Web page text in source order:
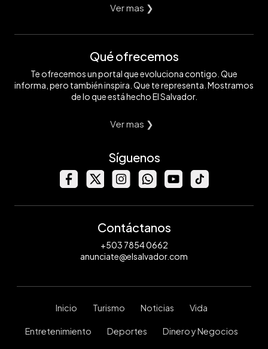
Ver mas ❯
Qué ofrecemos
Te ofrecemos un portal que evoluciona contigo. Que
informa, pero también inspira. Que te representa. Mostramos
de lo que está hecho El Salvador.
Ver mas ❯
Síguenos
Contáctanos
+503 7854 0662
anunciate@elsalvador.com
Inicio Turismo Noticias Vida
Entretenimiento Deportes Dinero y Negocios